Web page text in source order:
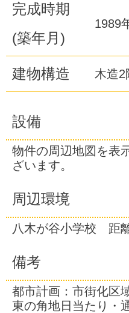
完成時期
(築年月)
1989
建物構造 木造2
設備
物件の周辺地図を表
ざいます。
周辺環境
八木が谷小学校 距
備考
都市計画：市街化
東の角地日当たり・